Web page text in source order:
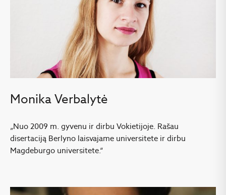
Monika Verbalytė
„Nuo 2009 m. gyvenu ir dirbu Vokietijoje. Rašau
disertaciją Berlyno laisvajame universitete ir dirbu
Magdeburgo universitete.“